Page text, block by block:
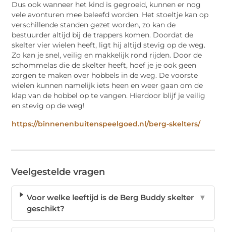
Dus ook wanneer het kind is gegroeid, kunnen er nog
vele avonturen mee beleefd worden. Het stoeltje kan op
verschillende standen gezet worden, zo kan de
bestuurder altijd bij de trappers komen. Doordat de
skelter vier wielen heeft, ligt hij altijd stevig op de weg.
Zo kan je snel, veilig en makkelijk rond rijden. Door de
schommelas die de skelter heeft, hoef je je ook geen
zorgen te maken over hobbels in de weg. De voorste
wielen kunnen namelijk iets heen en weer gaan om de
klap van de hobbel op te vangen. Hierdoor blijf je veilig
en stevig op de weg!
https://binnenenbuitenspeelgoed.nl/berg-skelters/
Veelgestelde vragen
Voor welke leeftijd is de Berg Buddy skelter
geschikt?
▼